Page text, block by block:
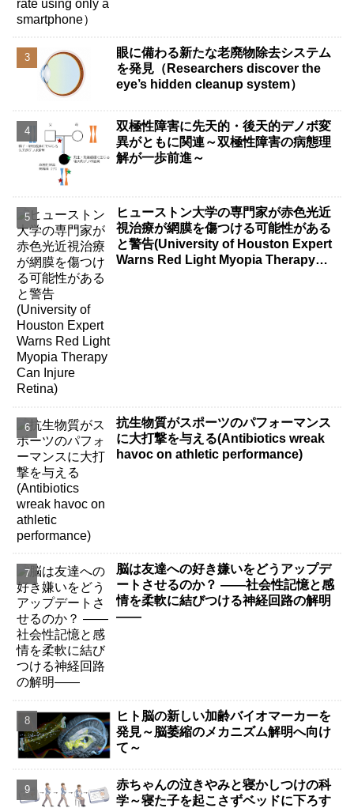
眼に備わる新たな老廃物除去システム
を発見（Researchers discover the
eye’s hidden cleanup system）
双極性障害に先天的・後天的デノボ変
異がともに関連～双極性障害の病態理
解が一歩前進～
ヒューストン大学の専門家が赤色光近
視治療が網膜を傷つける可能性がある
と警告(University of Houston Expert
Warns Red Light Myopia Therapy
抗生物質がスポーツのパフォーマンス
に大打撃を与える(Antibiotics wreak
havoc on athletic performance)
脳は友達への好き嫌いをどうアップデ
ートさせるのか？ ――社会性記憶と感
情を柔軟に結びつける神経回路の解明
――
ヒト脳の新しい加齢バイオマーカーを
発見～脳萎縮のメカニズム解明へ向け
て～
赤ちゃんの泣きやみと寝かしつけの科
学～寝た子を起こさずベッドに下ろす